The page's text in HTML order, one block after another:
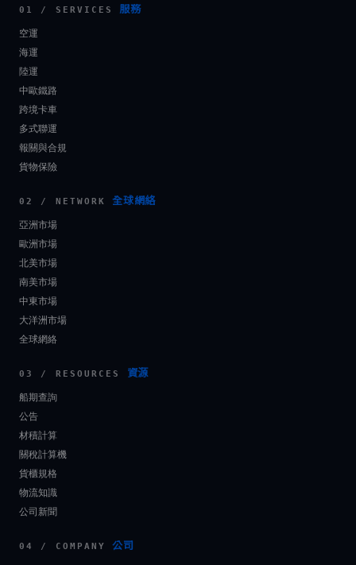
01 / SERVICES 服務
空運
海運
陸運
中歐鐵路
跨境卡車
多式聯運
報關與合規
貨物保險
02 / NETWORK 全球網絡
亞洲市場
歐洲市場
北美市場
南美市場
中東市場
大洋洲市場
全球網絡
03 / RESOURCES 資源
船期查詢
公告
材積計算
關稅計算機
貨櫃規格
物流知識
公司新聞
04 / COMPANY 公司